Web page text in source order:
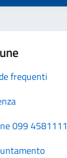
frequenti
099 4581111